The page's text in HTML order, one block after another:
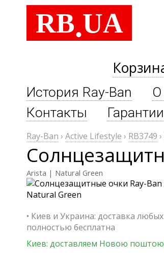
RB.UA
История Ray-Ban О
Контакты
Гарантии
Ray-Ban › Active Lifestyle › RB3749 ›
Arista | Natural Green
• Киев и Украина: доставка
полностью бесплатна
Киев: доставляем Новою поштою